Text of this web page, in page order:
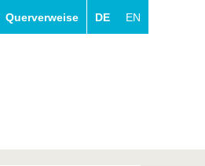
Querverweise DE EN